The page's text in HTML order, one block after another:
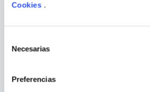
Cookies.
Necesarias
Preferencias
VISTE